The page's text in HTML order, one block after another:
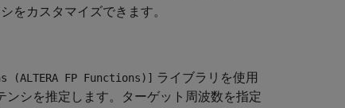
をカスタマイズできます。
(ALTERA FP Functions)]
ライブラリを使用
シを推定します。ターゲット周波数を指定